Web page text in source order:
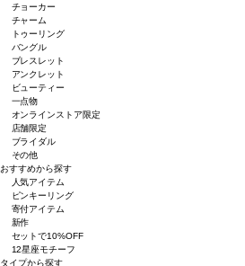
チョーカー
チャーム
トゥーリング
バングル
ブレスレット
アンクレット
ビューティー
一点物
オンラインストア限定
店舗限定
ブライダル
その他
おすすめから探す
人気アイテム
ピンキーリング
寄付アイテム
新作
セットで10%OFF
12星座モチーフ
タイプから探す